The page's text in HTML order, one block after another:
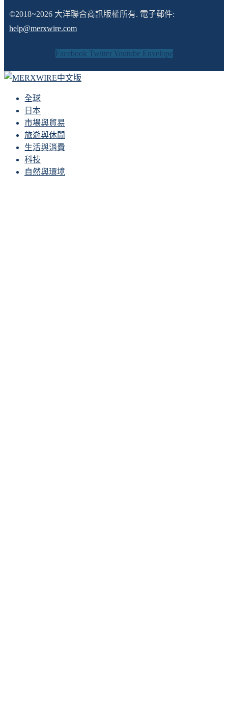
©2018~2026 大洋聯合商訊版權所有. 電子郵件:
help@merxwire.com
Facebook Twitter Youtube Envelope
全球
日本
市場與貿易
旅遊與休閒
生活與消費
科技
自然與環境